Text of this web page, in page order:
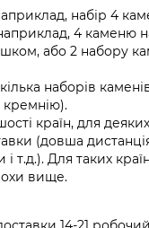
набір 4
4 каменю
або 2 набору
наборів
кремнію).
країн, для
(довша
т.д.). Для таких
вище.